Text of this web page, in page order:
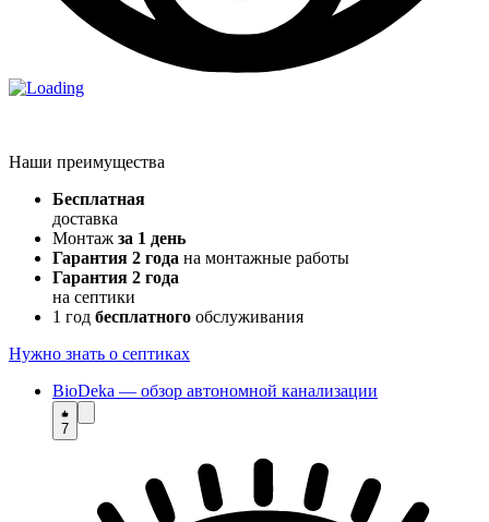
Наши преимущества
Бесплатная
доставка
Монтаж за 1 день
Гарантия 2 года на монтажные работы
Гарантия 2 года
на септики
1 год бесплатного обслуживания
Нужно знать о септиках
BioDeka — обзор автономной канализации
7